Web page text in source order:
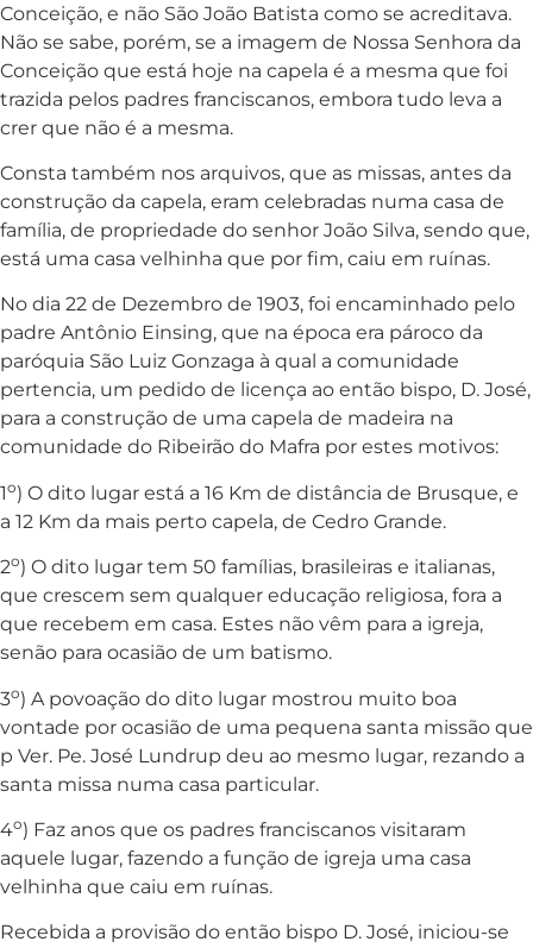
Conceição, e não São João Batista como se acreditava.
Não se sabe, porém, se a imagem de Nossa Senhora da
Conceição que está hoje na capela é a mesma que foi
trazida pelos padres franciscanos, embora tudo leva a
crer que não é a mesma.
Consta também nos arquivos, que as missas, antes da
construção da capela, eram celebradas numa casa de
família, de propriedade do senhor João Silva, sendo que,
está uma casa velhinha que por fim, caiu em ruínas.
No dia 22 de Dezembro de 1903, foi encaminhado pelo
padre Antônio Einsing, que na época era pároco da
paróquia São Luiz Gonzaga à qual a comunidade
pertencia, um pedido de licença ao então bispo, D. José,
para a construção de uma capela de madeira na
comunidade do Ribeirão do Mafra por estes motivos:
1o) O dito lugar está a 16 Km de distância de Brusque, e
a 12 Km da mais perto capela, de Cedro Grande.
2o) O dito lugar tem 50 famílias, brasileiras e italianas,
que crescem sem qualquer educação religiosa, fora a
que recebem em casa. Estes não vêm para a igreja,
senão para ocasião de um batismo.
3o) A povoação do dito lugar mostrou muito boa
vontade por ocasião de uma pequena santa missão que
p Ver. Pe. José Lundrup deu ao mesmo lugar, rezando a
santa missa numa casa particular.
4o) Faz anos que os padres franciscanos visitaram
aquele lugar, fazendo a função de igreja uma casa
velhinha que caiu em ruínas.
Recebida a provisão do então bispo D. José, iniciou-se